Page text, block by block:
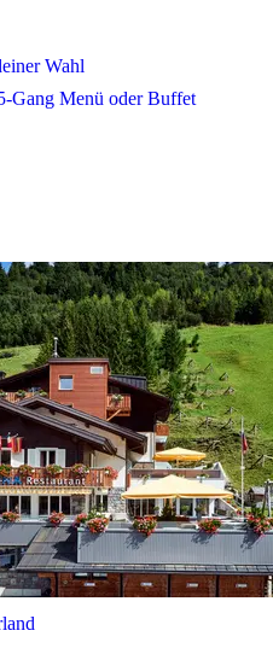
Wahl
Gang Menü oder Buffet